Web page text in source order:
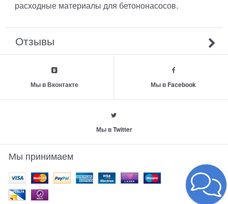
расходные материалы для бетононасосов.
Отзывы
Мы в Вконтакте Мы в Facebook
Мы в Twitter
Мы принимаем